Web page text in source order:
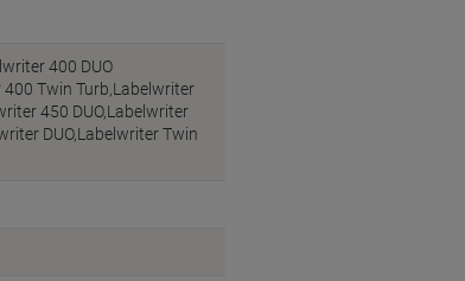
400 DUO
400 Twin Turb,Labelwriter
450 DUO,Labelwriter
DUO,Labelwriter Twin